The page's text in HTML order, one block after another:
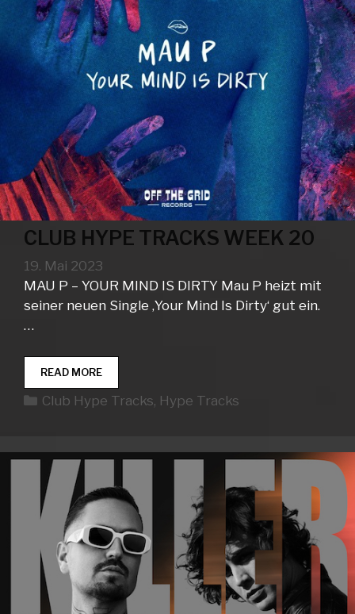
CLUB HYPE TRACKS WEEK 20
19. Mai 2023
MAU P – YOUR MIND IS DIRTY Mau P heizt mit
seiner neuen Single ‚Your Mind Is Dirty‘ gut ein.
…
READ MORECLUB
HYPE
TRACKS
Kategorien
Club Hype Tracks, Hype Tracks